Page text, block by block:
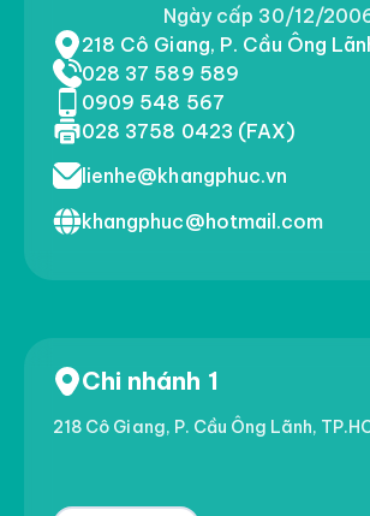
Ngày cấp 30/12/
218 Cô Giang, P. Cầu Ông
028 37 589 589
0909 548 567
028 3758 0423 (FAX)
lienhe@khangphuc.vn
khangphuc@hotmail.com
Chi nhánh 1
218 Cô Giang, P. Cầu Ông Lãnh,